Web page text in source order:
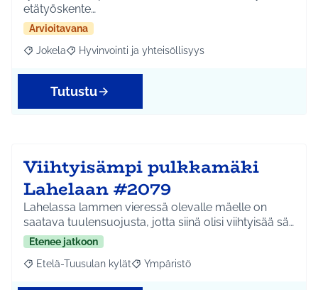
etätyöskente…
Arvioitavana
Rajaa tulokset aihepiirin mukaan: Jokela
Jokela Rajaa tulokset teeman mukaan: Hyvinvointi ja
Hyvinvointi ja yhteisöllisyys
Tutustu
Viihtyisämpi pulkkamäki
Lahelaan #2079
Lahelassa lammen vieressä olevalle mäelle on
saatava tuulensuojusta, jotta siinä olisi viihtyisää sä…
Etenee jatkoon
Rajaa tulokset aihepiirin mukaan: Etelä-Tuusulan kylät
Etelä-Tuusulan kylät Rajaa tulokset teeman mukaan:
Ympäristö